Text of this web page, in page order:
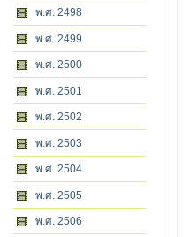
พ.ศ. 2498
พ.ศ. 2499
พ.ศ. 2500
พ.ศ. 2501
พ.ศ. 2502
พ.ศ. 2503
พ.ศ. 2504
พ.ศ. 2505
พ.ศ. 2506